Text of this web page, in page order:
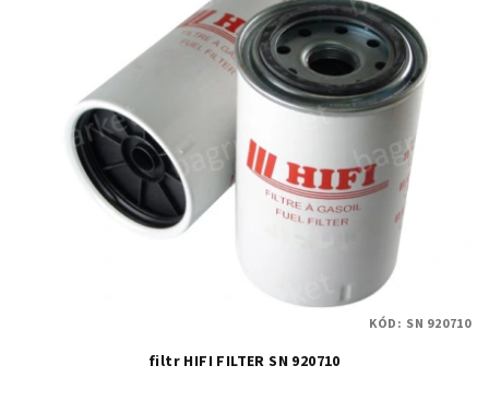
filtr HIFI FILTER SN 920710
KÓD: SN 920710